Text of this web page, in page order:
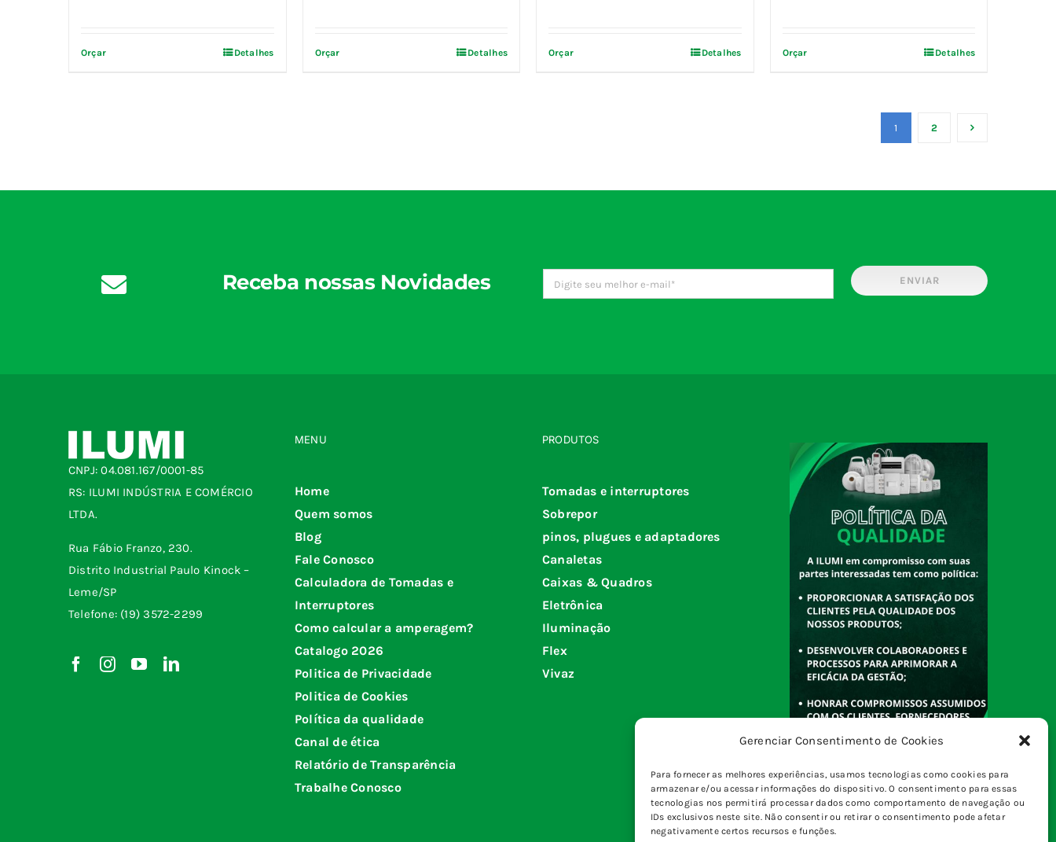
Gerenciar Consentimento de Cookies
Para fornecer as melhores experiências, usamos tecnologias como cookies para
armazenar e/ou acessar informações do dispositivo. O consentimento para essas
tecnologias nos permitirá processar dados como comportamento de navegação ou
IDs exclusivos neste site. Não consentir ou retirar o consentimento pode afetar
negativamente certos recursos e funções.
Orçar Detalhes Orçar Detalhes Orçar Detalhes Orçar Detalhes
1 2
Receba nossas Novidades ENVIAR
CNPJ: 04.081.167/0001-85
RS: ILUMI INDÚSTRIA E COMÉRCIO
LTDA.
Rua Fábio Franzo, 230.
Distrito Industrial Paulo Kinock –
Leme/SP
Telefone: (19) 3572-2299
MENU
Home
Quem somos
Blog
Fale Conosco
Calculadora de Tomadas e
Interruptores
Como calcular a amperagem?
Catalogo 2026
Politica de Privacidade
Politica de Cookies
Política da qualidade
Canal de ética
Relatório de Transparência
Trabalhe Conosco
PRODUTOS
Tomadas e interruptores
Sobrepor
pinos, plugues e adaptadores
Canaletas
Caixas & Quadros
Eletrônica
Iluminação
Flex
Vivaz